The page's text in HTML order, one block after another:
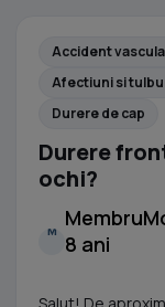
Accident
Afectiuni si
Durere de cap
Durere
ochi?
M
8 ani